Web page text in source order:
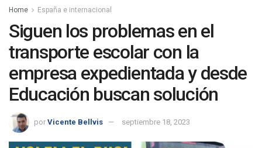
Home España e internacional
Siguen los problemas en el
transporte escolar con la
empresa expedientada y desde
Educación buscan solución
por Vicente Bellvis septiembre 18, 2023